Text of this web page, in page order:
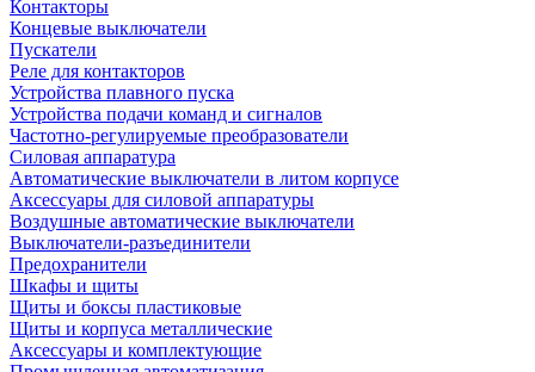
Контакторы
Концевые выключатели
Пускатели
Реле для контакторов
Устройства плавного пуска
Устройства подачи команд и сигналов
Частотно-регулируемые преобразователи
Силовая аппаратура
Автоматические выключатели в литом корпусе
Аксессуары для силовой аппаратуры
Воздушные автоматические выключатели
Выключатели-разъединители
Предохранители
Шкафы и щиты
Щиты и боксы пластиковые
Щиты и корпуса металлические
Аксессуары и комплектующие